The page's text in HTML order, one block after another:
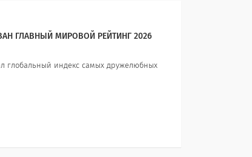
ГЛАВНЫЙ МИРОВОЙ РЕЙТИНГ 2026
глобальный индекс самых дружелюбных